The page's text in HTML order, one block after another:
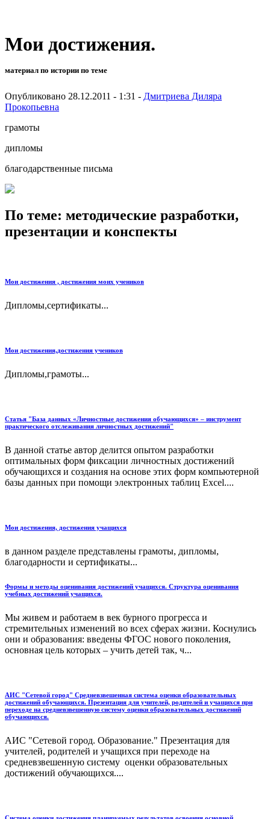
Мои достижения.
материал по истории по теме
Опубликовано 28.12.2011 - 1:31 - Дмитриева Диляра
Прокопьевна
грамоты
дипломы
благодарственные письма
По теме: методические разработки,
презентации и конспекты
Мои достижения , достижения моих учеников
Дипломы,сертификаты...
Мои достижения,достижения учеников
Дипломы,грамоты...
Статья "База данных «Личностные достижения обучающихся» – инструмент
практического отслеживания личностных достижений"
В данной статье автор делится опытом разработки
оптимальных форм фиксации личностных достижений
обучающихся и создания на основе этих форм компьютерной
базы данных при помощи электронных таблиц Excel....
Мои достижения, достижения учащихся
в данном разделе представлены грамоты, дипломы,
благодарности и сертификаты...
Формы и методы оценивания достижений учащихся. Структура оценивания
учебных достижений учащихся.
Мы живем и работаем в век бурного прогресса и
стремительных изменений во всех сферах жизни. Коснулись
они и образования: введены ФГОС нового поколения,
основная цель которых – учить детей так, ч...
АИС "Сетевой город" Средневзвешенная система оценки образовательных
достижений обучающихся. Презентация для учителей, родителей и учащихся при
переходе на средневзвешенную систему оценки образовательных достижений
обучающихся.
АИС "Сетевой город. Образование." Презентация для
учителей, родителей и учащихся при переходе на
средневзвешенную систему оценки образовательных
достижений обучающихся....